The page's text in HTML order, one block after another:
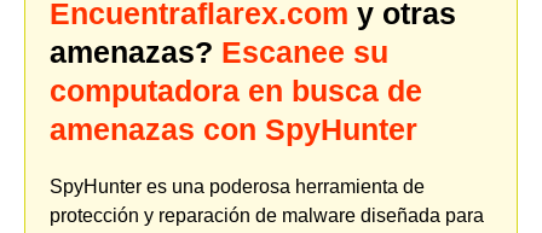
Encuentraflarex.com y otras
amenazas? Escanee su
computadora en busca de
amenazas con SpyHunter
SpyHunter es una poderosa herramienta de
protección y reparación de malware diseñada para